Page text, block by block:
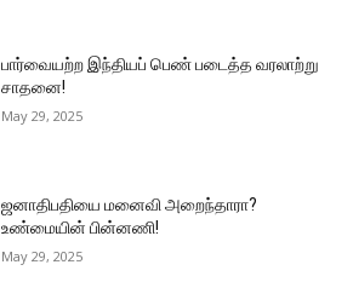
பார்வையற்ற இந்தியப் பெண் படைத்த வரலாற்று
சாதனை!
May 29, 2025
ஜனாதிபதியை மனைவி அறைந்தாரா?
உண்மையின் பின்னணி!
May 29, 2025